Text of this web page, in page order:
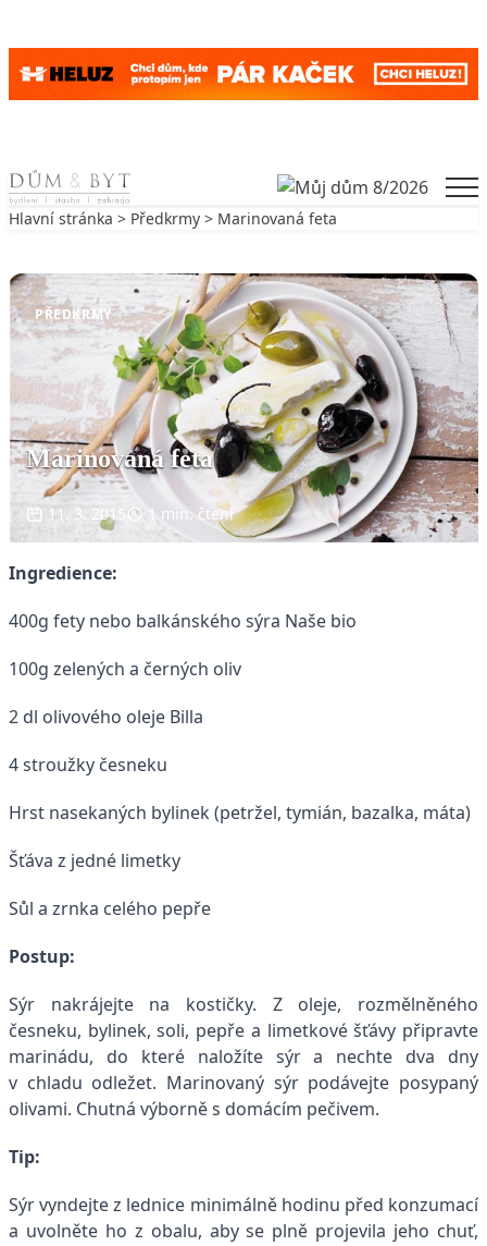
Skip to content
Hlavní stránka > Předkrmy > Marinovaná feta
PŘEDKRMY
Marinovaná feta
11. 3. 2015 1 min. čtení
Ingredience:
400g fety nebo balkánského sýra Naše bio
100g zelených a černých oliv
2 dl olivového oleje Billa
4 stroužky česneku
Hrst nasekaných bylinek (petržel, tymián, bazalka, máta)
Šťáva z jedné limetky
Sůl a zrnka celého pepře
Postup:
Sýr nakrájejte na kostičky. Z oleje, rozmělněného
česneku, bylinek, soli, pepře a limetkové šťávy připravte
marinádu, do které naložíte sýr a nechte dva dny
v chladu odležet. Marinovaný sýr podávejte posypaný
olivami. Chutná výborně s domácím pečivem.
Tip:
Sýr vyndejte z lednice minimálně hodinu před konzumací
a uvolněte ho z obalu, aby se plně projevila jeho chuť,